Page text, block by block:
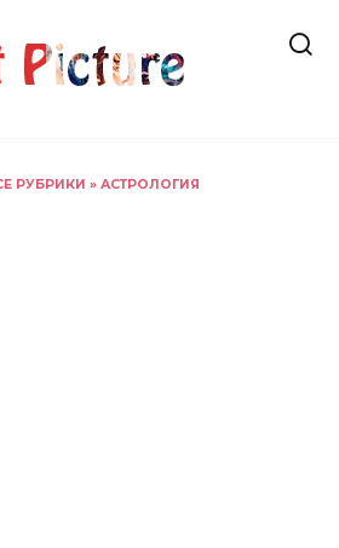
РУБРИКИ » АСТРОЛОГИЯ